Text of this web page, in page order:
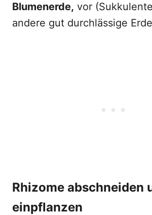
Blumenerde, vor
andere gut durchlässige
Rhizome abschneiden
einpflanzen